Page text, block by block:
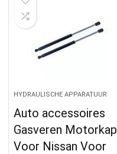
HYDRAULISCHE APPARATUUR
Auto accessoires
Gasveren Motorkap
Voor Nissan Voor